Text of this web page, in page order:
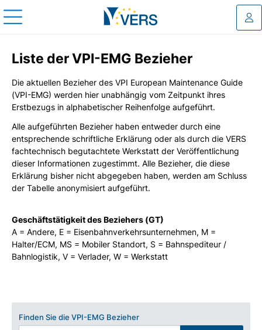
Liste der VPI-EMG Bezieher
Die aktuellen Bezieher des VPI European Maintenance Guide
(VPI-EMG) werden hier unabhängig vom Zeitpunkt ihres
Erstbezugs in alphabetischer Reihenfolge aufgeführt.
Alle aufgeführten Bezieher haben entweder durch eine
entsprechende schriftliche Erklärung oder als durch die VERS
fachtechnisch begutachtete Werkstatt der Veröffentlichung
dieser Informationen zugestimmt. Alle Bezieher, die diese
Erklärung bisher nicht abgegeben haben, werden am Schluss
der Tabelle anonymisiert aufgeführt.
Geschäftstätigkeit des Beziehers (GT)
A = Andere, E = Eisenbahnverkehrsunternehmen, M =
Halter/ECM, MS = Mobiler Standort, S = Bahnspediteur /
Bahnlogistik, V = Verlader, W = Werkstatt
Finden Sie die VPI-EMG Bezieher